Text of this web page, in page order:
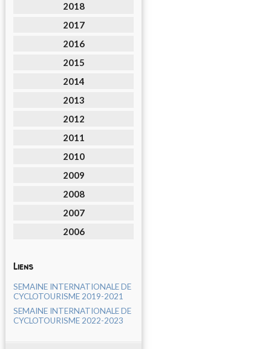
2018
2017
2016
2015
2014
2013
2012
2011
2010
2009
2008
2007
2006
Liens
SEMAINE INTERNATIONALE DE
CYCLOTOURISME 2019-2021
SEMAINE INTERNATIONALE DE
CYCLOTOURISME 2022-2023